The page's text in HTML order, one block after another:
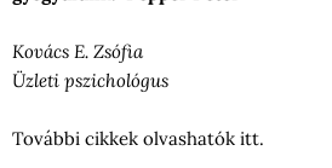
Kovács E. Zsófia
Üzleti pszichológus
További cikkek olvashatók itt.